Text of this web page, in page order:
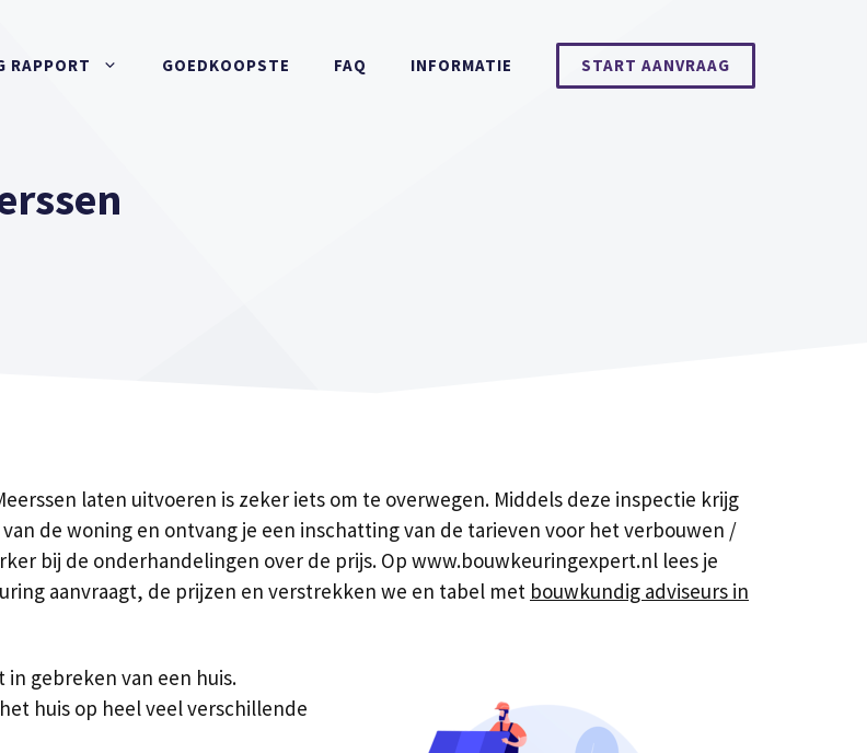
RAPPORT GOEDKOOPSTE FAQ INFORMATIE START AANVRAAG
laten uitvoeren is zeker iets om te overwegen. Middels deze inspectie krijg
de woning en ontvang je een inschatting van de tarieven voor het verbouwen /
bij de onderhandelingen over de prijs. Op www.bouwkeuringexpert.nl lees je
aanvraagt, de prijzen en verstrekken we en tabel met bouwkundig adviseurs in
gebreken van een huis.
huis op heel veel verschillende